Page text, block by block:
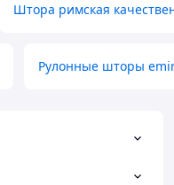
Штора римская
Рулонные шторы